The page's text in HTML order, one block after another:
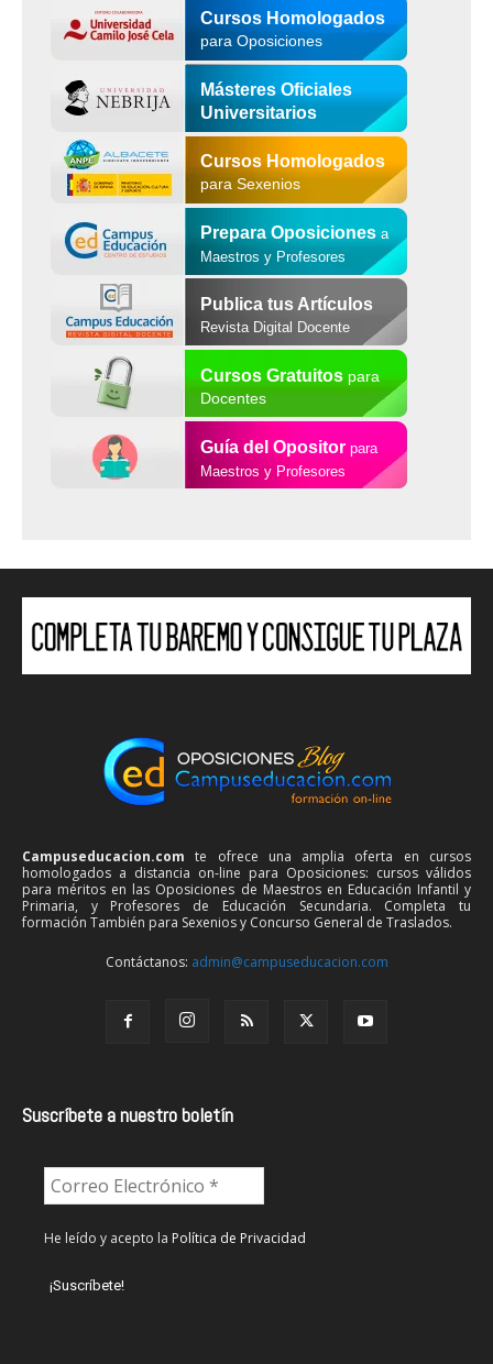
Cursos Homologados
para Oposiciones
Másteres Oficiales
Universitarios
Cursos Homologados
para Sexenios
Prepara Oposiciones a
Maestros y Profesores
Publica tus Artículos
Revista Digital Docente
Cursos Gratuitospara
Docentes
Guía del Opositor para
Maestros y Profesores
Campuseducacion.com te ofrece una amplia oferta en cursos
homologados a distancia on-line para Oposiciones: cursos válidos
para méritos en las Oposiciones de Maestros en Educación Infantil y
Primaria, y Profesores de Educación Secundaria. Completa tu
formación También para Sexenios y Concurso General de Traslados.
Contáctanos: admin@campuseducacion.com
Suscríbete a nuestro boletín
He leído y acepto la Política de Privacidad